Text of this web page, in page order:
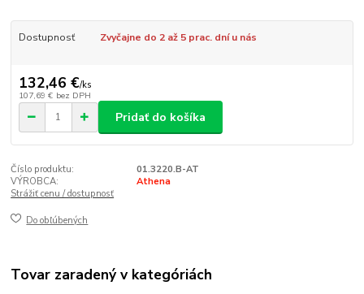
Dostupnosť Zvyčajne do 2 až 5 prac. dní u nás
132,46 €/ks
107,69 € bez DPH
Pridať do košíka
Číslo produktu:
01.3220.B-AT
VÝROBCA:
Athena
Strážiť cenu / dostupnosť
Do obľúbených
Tovar zaradený v kategóriách